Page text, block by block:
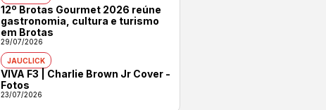
12º Brotas Gourmet 2026 reúne
gastronomia, cultura e turismo
em Brotas
29/07/2026
JAUCLICK
VIVA F3 | Charlie Brown Jr Cover -
Fotos
23/07/2026